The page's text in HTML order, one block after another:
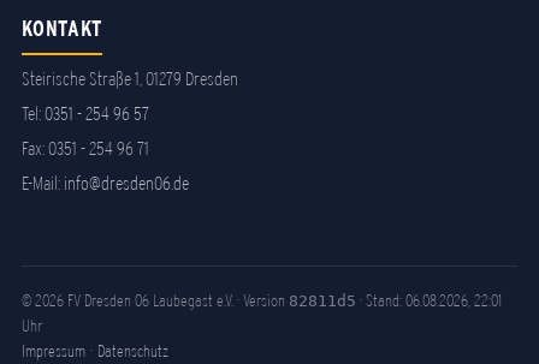
KONTAKT
Steirische Straße 1, 01279 Dresden
Tel:0351 - 254 96 57
Fax: 0351 - 254 96 71
E-Mail: info@dresden06.de
© 2026 FV Dresden 06 Laubegast e.V. · Version 82811d5 · Stand: 06.08.2026, 22:01
Uhr
Impressum · Datenschutz